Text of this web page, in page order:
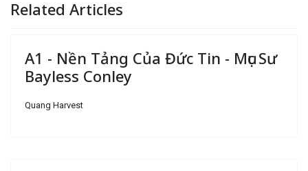
Related Articles
A1 - Nền Tảng Của Đức Tin - Mục Sư
Bayless Conley
Quang Harvest